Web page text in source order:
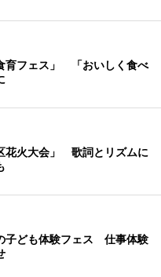
育フェス」 「おいしく食べ
花火大会」 歌詞とリズムに
子ども体験フェス 仕事体験